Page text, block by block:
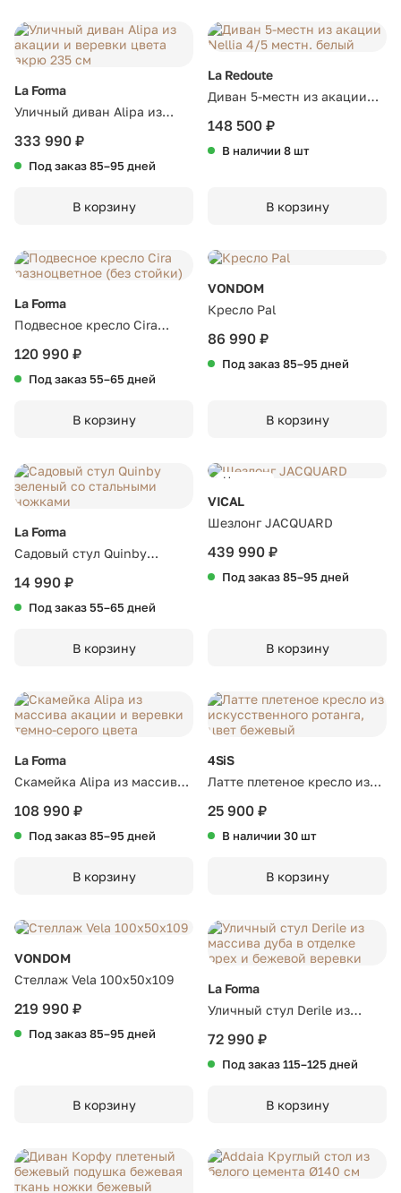
La Forma
Уличный диван Alipa из
акации и веревки цвета
333 990 ₽
Под заказ 85–95 дней
В корзину
La Redoute
Диван 5-местн из акации
Nellia 4/5 местн. белый
148 500 ₽
В наличии 8 шт
В корзину
La Forma
Подвесное кресло Cira
разноцветное (без стойки)
120 990 ₽
Под заказ 55–65 дней
В корзину
VONDOM
Кресло Pal
86 990 ₽
Под заказ 85–95 дней
В корзину
La Forma
Садовый стул Quinby
зеленый со стальными
14 990 ₽
Под заказ 55–65 дней
В корзину
Новинка
VICAL
Шезлонг JACQUARD
439 990 ₽
Под заказ 85–95 дней
В корзину
La Forma
Скамейка Alipa из массива
акации и веревки темно-
108 990 ₽
Под заказ 85–95 дней
В корзину
4SiS
Латте плетеное кресло из
искусственного ротанга,
25 900 ₽
В наличии 30 шт
В корзину
VONDOM
Стеллаж Vela 100x50x109
219 990 ₽
Под заказ 85–95 дней
В корзину
La Forma
Уличный стул Derile из
массива дуба в отделке
72 990 ₽
Под заказ 115–125 дней
В корзину